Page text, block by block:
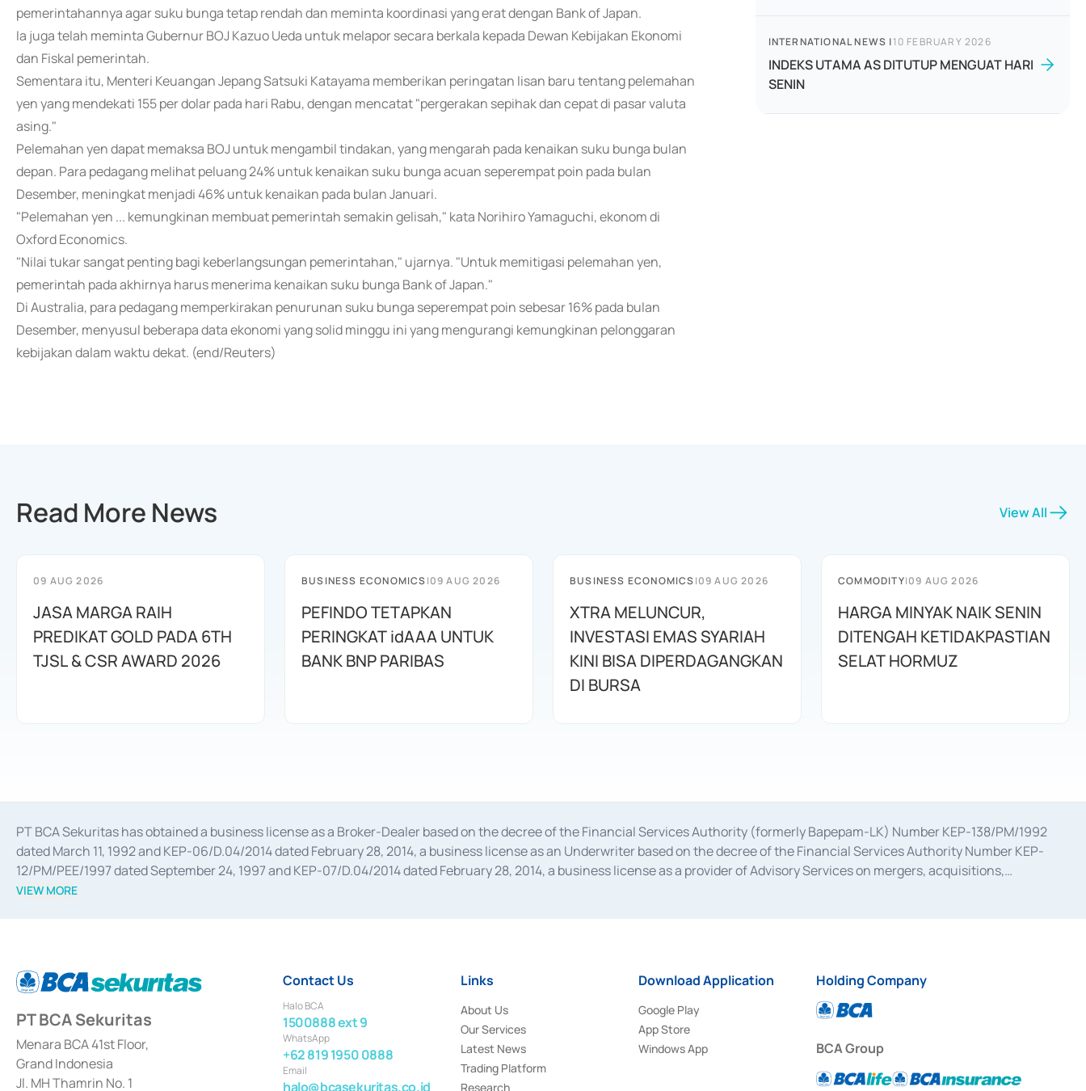
pemerintahannya agar suku bunga tetap rendah dan meminta koordinasi yang erat dengan Bank of Japan.
Ia juga telah meminta Gubernur BOJ Kazuo Ueda untuk melapor secara berkala kepada Dewan Kebijakan Ekonomi
dan Fiskal pemerintah.
Sementara itu, Menteri Keuangan Jepang Satsuki Katayama memberikan peringatan lisan baru tentang pelemahan
yen yang mendekati 155 per dolar pada hari Rabu, dengan mencatat "pergerakan sepihak dan cepat di pasar valuta
asing."
Pelemahan yen dapat memaksa BOJ untuk mengambil tindakan, yang mengarah pada kenaikan suku bunga bulan
depan. Para pedagang melihat peluang 24% untuk kenaikan suku bunga acuan seperempat poin pada bulan
Desember, meningkat menjadi 46% untuk kenaikan pada bulan Januari.
"Pelemahan yen ... kemungkinan membuat pemerintah semakin gelisah," kata Norihiro Yamaguchi, ekonom di
Oxford Economics.
"Nilai tukar sangat penting bagi keberlangsungan pemerintahan," ujarnya. "Untuk memitigasi pelemahan yen,
pemerintah pada akhirnya harus menerima kenaikan suku bunga Bank of Japan."
Di Australia, para pedagang memperkirakan penurunan suku bunga seperempat poin sebesar 16% pada bulan
Desember, menyusul beberapa data ekonomi yang solid minggu ini yang mengurangi kemungkinan pelonggaran
kebijakan dalam waktu dekat. (end/Reuters)
INTERNATIONAL NEWS |10 FEBRUARY 2026
INDEKS UTAMA AS DITUTUP MENGUAT HARI
SENIN
Read More News View All
09 AUG 2026
JASA MARGA RAIH
PREDIKAT GOLD PADA 6TH
TJSL & CSR AWARD 2026
BUSINESS ECONOMICS|09 AUG 2026
PEFINDO TETAPKAN
PERINGKAT idAAA UNTUK
BANK BNP PARIBAS
BUSINESS ECONOMICS|09 AUG 2026
XTRA MELUNCUR,
INVESTASI EMAS SYARIAH
KINI BISA DIPERDAGANGKAN
DI BURSA
COMMODITY|09 AUG 2026
HARGA MINYAK NAIK SENIN
DITENGAH KETIDAKPASTIAN
SELAT HORMUZ
PT BCA Sekuritas has obtained a business license as a Broker-Dealer based on the decree of the Financial Services Authority (formerly Bapepam-LK) Number KEP-138/PM/1992
dated March 11, 1992 and KEP-06/D.04/2014 dated February 28, 2014, a business license as an Underwriter based on the decree of the Financial Services Authority Number KEP-
12/PM/PEE/1997 dated September 24, 1997 and KEP-07/D.04/2014 dated February 28, 2014, a business license as a provider of Advisory Services on mergers, acquisitions,
divestments, and joint ventures based on the decree of the Financial Services Authority Number S-67/PM.21/2014 dated February 28, 2014, a business license as a provider of
Settlement of Commercial Paper Transactions whose license was issued in 2018.
VIEW MORE
PT BCA Sekuritas
Menara BCA 41st Floor,
Grand Indonesia
Jl. MH Thamrin No. 1
Contact Us
Halo BCA
1500888 ext 9
WhatsApp
+62 819 1950 0888
Email
halo@bcasekuritas.co.id
Links
About Us
Our Services
Latest News
Trading Platform
Research
Download Application
Google Play
App Store
Windows App
Holding Company
BCA Group